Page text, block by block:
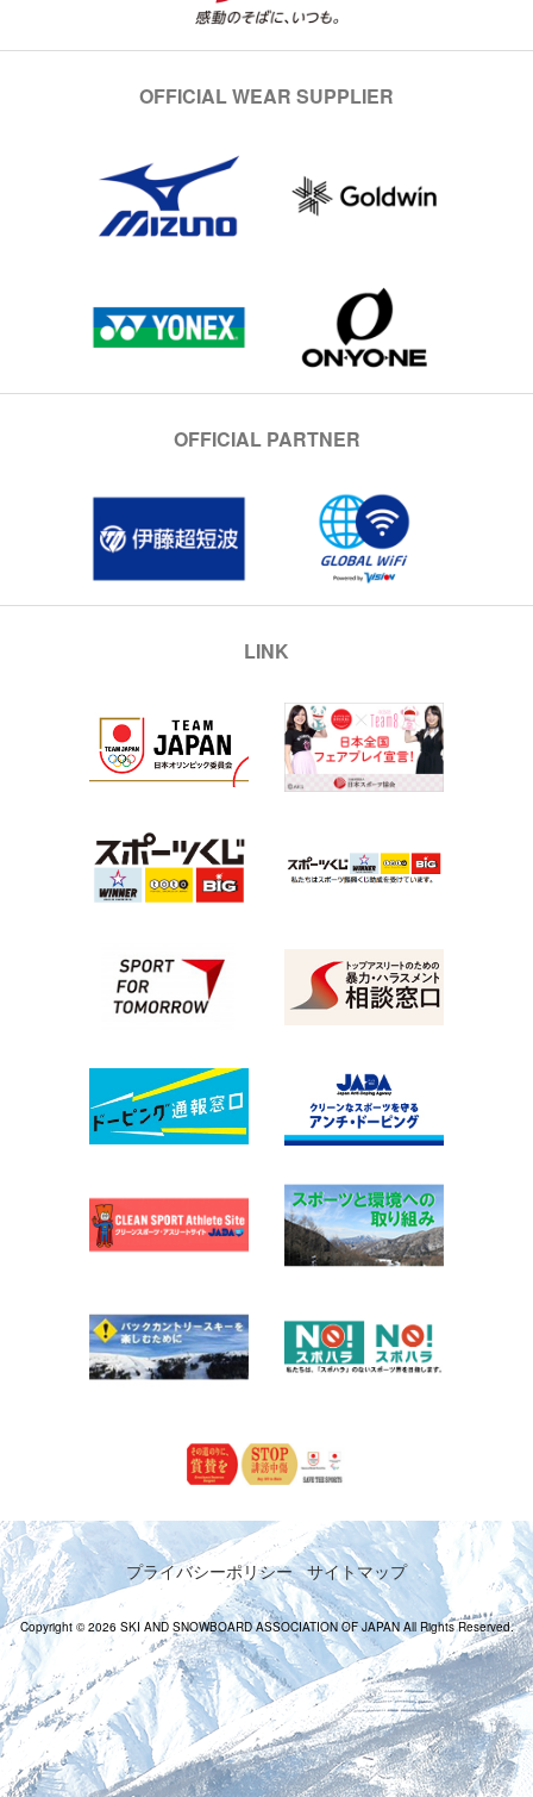
OFFICIAL WEAR SUPPLIER
OFFICIAL PARTNER
LINK
プライバシーポリシー サイトマップ
Copyright © 2026 SKI AND SNOWBOARD ASSOCIATION OF JAPAN All Rights Reserved.